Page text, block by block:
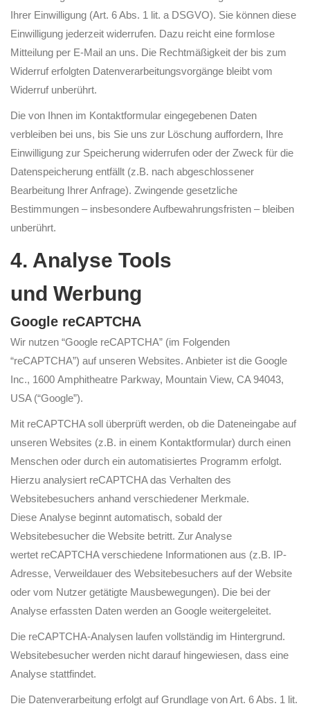
Ihrer Einwilligung (Art. 6 Abs. 1 lit. a DSGVO). Sie können diese
Einwilligung jederzeit widerrufen. Dazu reicht eine formlose
Mitteilung per E-Mail an uns. Die Rechtmäßigkeit der bis zum
Widerruf erfolgten Datenverarbeitungsvorgänge bleibt vom
Widerruf unberührt.
Die von Ihnen im Kontaktformular eingegebenen Daten
verbleiben bei uns, bis Sie uns zur Löschung auffordern, Ihre
Einwilligung zur Speicherung widerrufen oder der Zweck für die
Datenspeicherung entfällt (z.B. nach abgeschlossener
Bearbeitung Ihrer Anfrage). Zwingende gesetzliche
Bestimmungen – insbesondere Aufbewahrungsfristen – bleiben
unberührt.
4. Analyse Tools
und Werbung
Google reCAPTCHA
Wir nutzen “Google reCAPTCHA” (im Folgenden
“reCAPTCHA”) auf unseren Websites. Anbieter ist die Google
Inc., 1600 Amphitheatre Parkway, Mountain View, CA 94043,
USA (“Google”).
Mit reCAPTCHA soll überprüft werden, ob die Dateneingabe auf
unseren Websites (z.B. in einem Kontaktformular) durch einen
Menschen oder durch ein automatisiertes Programm erfolgt.
Hierzu analysiert reCAPTCHA das Verhalten des
Websitebesuchers anhand verschiedener Merkmale.
Diese Analyse beginnt automatisch, sobald der
Websitebesucher die Website betritt. Zur Analyse
wertet reCAPTCHA verschiedene Informationen aus (z.B. IP-
Adresse, Verweildauer des Websitebesuchers auf der Website
oder vom Nutzer getätigte Mausbewegungen). Die bei der
Analyse erfassten Daten werden an Google weitergeleitet.
Die reCAPTCHA-Analysen laufen vollständig im Hintergrund.
Websitebesucher werden nicht darauf hingewiesen, dass eine
Analyse stattfindet.
Die Datenverarbeitung erfolgt auf Grundlage von Art. 6 Abs. 1 lit.